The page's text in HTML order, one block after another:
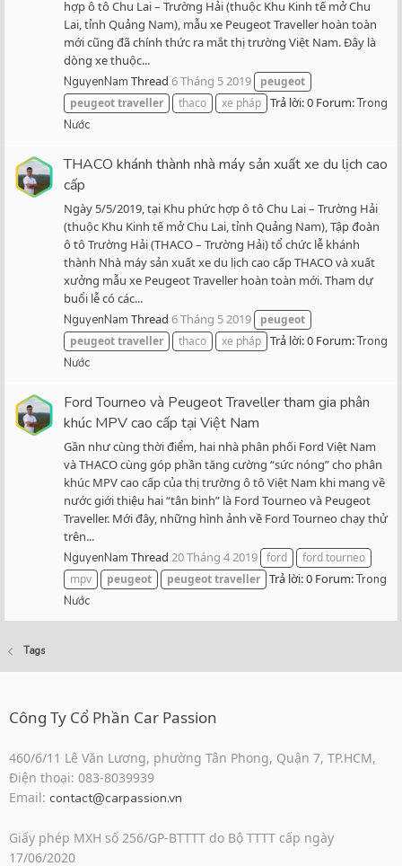
hợp ô tô Chu Lai – Trường Hải (thuộc Khu Kinh tế mở Chu
Lai, tỉnh Quảng Nam), mẫu xe Peugeot Traveller hoàn toàn
mới cũng đã chính thức ra mắt thị trường Việt Nam. Đây là
dòng xe thuộc...
NguyenNam Thread 6 Tháng 5 2019
peugeot
peugeottraveller thaco xe pháp Trả lời: 0 Forum:Trong
Nước
THACO khánh thành nhà máy sản xuất xe du lịch cao
cấp
Ngày 5/5/2019, tại Khu phức hợp ô tô Chu Lai – Trường Hải
(thuộc Khu Kinh tế mở Chu Lai, tỉnh Quảng Nam), Tập đoàn
ô tô Trường Hải (THACO – Trường Hải) tổ chức lễ khánh
thành Nhà máy sản xuất xe du lịch cao cấp THACO và xuất
xưởng mẫu xe Peugeot Traveller hoàn toàn mới. Tham dự
buổi lễ có các...
NguyenNam Thread 6 Tháng 5 2019
peugeot
peugeottraveller thaco xe pháp Trả lời: 0 Forum:Trong
Nước
Ford Tourneo và Peugeot Traveller tham gia phân
khúc MPV cao cấp tại Việt Nam
Gần như cùng thời điểm, hai nhà phân phối Ford Việt Nam
và THACO cùng góp phần tăng cường “sức nóng” cho phân
khúc MPV cao cấp của thị trường ô tô Việt Nam khi mang về
nước giới thiệu hai “tân binh” là Ford Tourneo và Peugeot
Traveller. Mới đây, những hình ảnh về Ford Tourneo chạy thử
trên...
NguyenNam Thread 20 Tháng 4 2019 ford
ford tourneo
mpv
peugeot peugeottraveller Trả lời: 0 Forum:Trong
Nước
Tags
Công Ty Cổ Phần Car Passion
460/6/11 Lê Văn Lương, phường Tân Phong, Quận 7, TP.HCM,
Điện thoại: 083-8039939
Email: contact@carpassion.vn
Giấy phép MXH số 256/GP-BTTTT do Bộ TTTT cấp ngày
17/06/2020